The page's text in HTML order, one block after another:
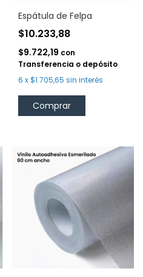
Espátula de Felpa
$10.233,88
$9.722,19 con
Transferencia o depósito
6 x$1.705,65 sin interés